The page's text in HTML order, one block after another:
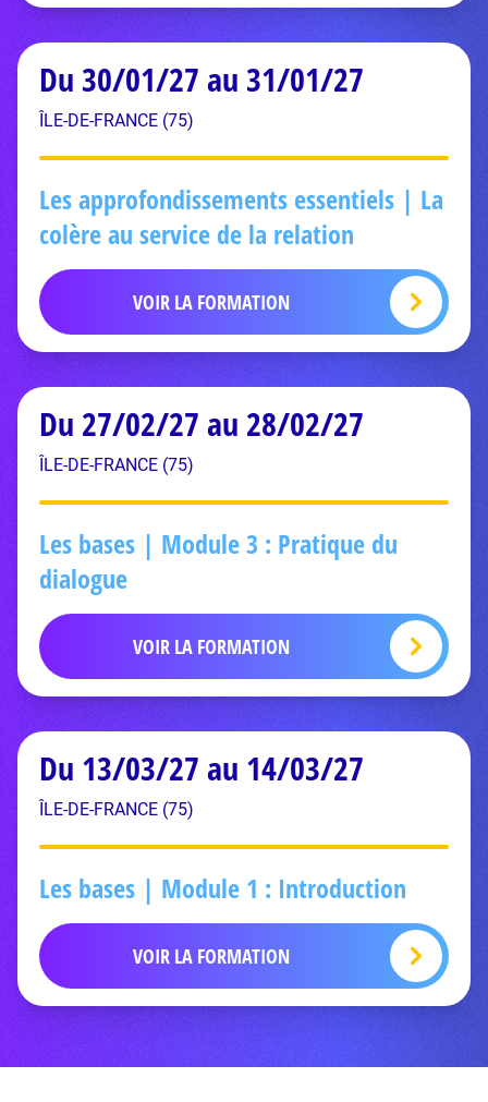
Du 30/01/27 au 31/01/27
ÎLE-DE-FRANCE (75)
Les approfondissements essentiels | La
colère au service de la relation
VOIR LA FORMATION
Du 27/02/27 au 28/02/27
ÎLE-DE-FRANCE (75)
Les bases | Module 3 : Pratique du
dialogue
VOIR LA FORMATION
Du 13/03/27 au 14/03/27
ÎLE-DE-FRANCE (75)
Les bases | Module 1 : Introduction
VOIR LA FORMATION